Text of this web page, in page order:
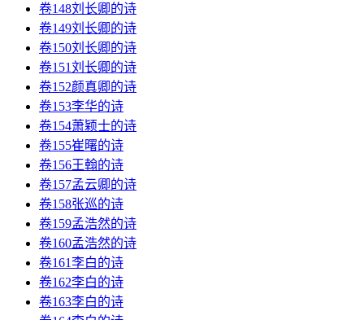
卷148刘长卿的诗
卷149刘长卿的诗
卷150刘长卿的诗
卷151刘长卿的诗
卷152颜真卿的诗
卷153李华的诗
卷154萧颖士的诗
卷155崔曙的诗
卷156王翰的诗
卷157孟云卿的诗
卷158张巡的诗
卷159孟浩然的诗
卷160孟浩然的诗
卷161李白的诗
卷162李白的诗
卷163李白的诗